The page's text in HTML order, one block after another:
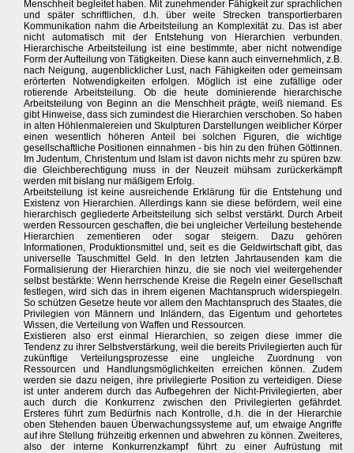
Menschheit begleitet haben. Mit zunehmender Fähigkeit zur sprachlichen
und später schriftlichen, d.h. über weite Strecken transportierbaren
Kommunikation nahm die Arbeitsteilung an Komplexität zu. Das ist aber
nicht automatisch mit der Entstehung von Hierarchien verbunden.
Hierarchische Arbeitsteilung ist eine bestimmte, aber nicht notwendige
Form der Aufteilung von Tätigkeiten. Diese kann auch einvernehmlich, z.B.
nach Neigung, augenblicklicher Lust, nach Fähigkeiten oder gemeinsam
erörterten Notwendigkeiten erfolgen. Möglich ist eine zufällige oder
rotierende Arbeitsteilung. Ob die heute dominierende hierarchische
Arbeitsteilung von Beginn an die Menschheit prägte, weiß niemand. Es
gibt Hinweise, dass sich zumindest die Hierarchien verschoben. So haben
in alten Höhlenmalereien und Skulpturen Darstellungen weiblicher Körper
einen wesentlich höheren Anteil bei solchen Figuren, die wichtige
gesellschaftliche Positionen einnahmen - bis hin zu den frühen Göttinnen.
Im Judentum, Christentum und Islam ist davon nichts mehr zu spüren bzw.
die Gleichberechtigung muss in der Neuzeit mühsam zurückerkämpft
werden mit bislang nur mäßigem Erfolg.
Arbeitsteilung ist keine ausreichende Erklärung für die Entstehung und
Existenz von Hierarchien. Allerdings kann sie diese befördern, weil eine
hierarchisch gegliederte Arbeitsteilung sich selbst verstärkt. Durch Arbeit
werden Ressourcen geschaffen, die bei ungleicher Verteilung bestehende
Hierarchien zementieren oder sogar steigern. Dazu gehören
Informationen, Produktionsmittel und, seit es die Geldwirtschaft gibt, das
universelle Tauschmittel Geld. In den letzten Jahrtausenden kam die
Formalisierung der Hierarchien hinzu, die sie noch viel weitergehender
selbst bestärkte: Wenn herrschende Kreise die Regeln einer Gesellschaft
festlegen, wird sich das in ihrem eigenen Machtanspruch widerspiegeln.
So schützen Gesetze heute vor allem den Machtanspruch des Staates, die
Privilegien von Männern und Inländern, das Eigentum und gehortetes
Wissen, die Verteilung von Waffen und Ressourcen.
Existieren also erst einmal Hierarchien, so zeigen diese immer die
Tendenz zu ihrer Selbstverstärkung, weil die bereits Privilegierten auch für
zukünftige Verteilungsprozesse eine ungleiche Zuordnung von
Ressourcen und Handlungsmöglichkeiten erreichen können. Zudem
werden sie dazu neigen, ihre privilegierte Position zu verteidigen. Diese
ist unter anderem durch das Aufbegehren der Nicht-Privilegierten, aber
auch durch die Konkurrenz zwischen den Privilegierten gefährdet.
Ersteres führt zum Bedürfnis nach Kontrolle, d.h. die in der Hierarchie
oben Stehenden bauen Überwachungssysteme auf, um etwaige Angriffe
auf ihre Stellung frühzeitig erkennen und abwehren zu können. Zweiteres,
also der interne Konkurrenzkampf führt zu einer Aufrüstung mit